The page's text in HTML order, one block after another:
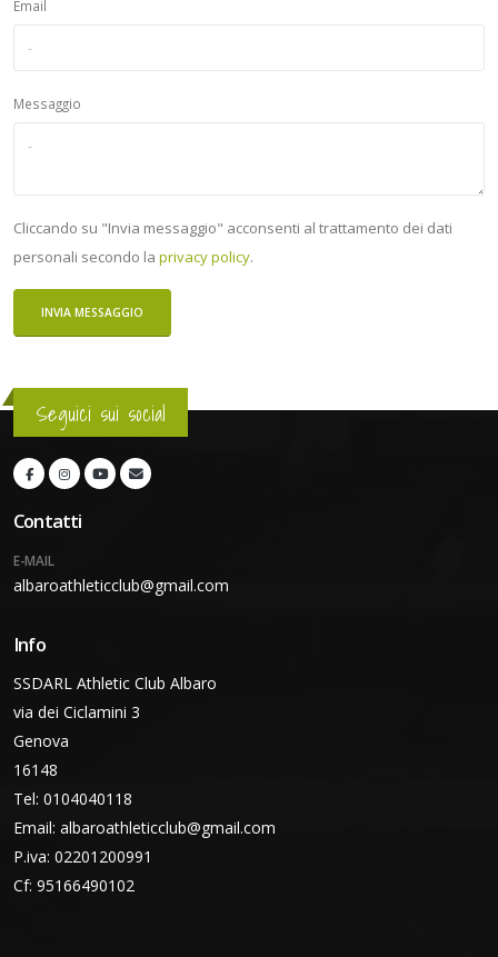
Email
Messaggio
Cliccando su "Invia messaggio" acconsenti al trattamento dei dati
personali secondo la privacy policy.
Seguici sui social
Contatti
E-MAIL
albaroathleticclub@gmail.com
Info
SSDARL Athletic Club Albaro
via dei Ciclamini 3
Genova
16148
Tel: 0104040118
Email: albaroathleticclub@gmail.com
P.iva: 02201200991
Cf: 95166490102